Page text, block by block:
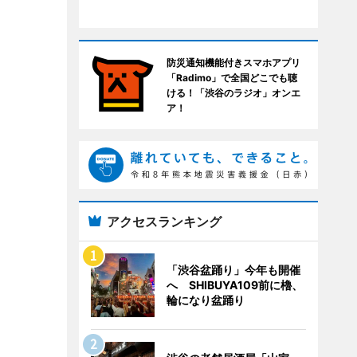
防災通知機能付きスマホアプリ
「Radimo」で全国どこでも聴
ける！「渋谷のラジオ」オンエ
ア！
アクセスランキング
「渋谷盆踊り」今年も開催
へ SHIBUYA109前に櫓、
輪になり盆踊り